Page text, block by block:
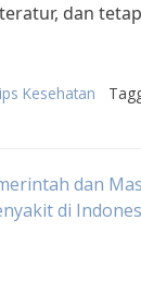
dan
Kesehatan
dan
di